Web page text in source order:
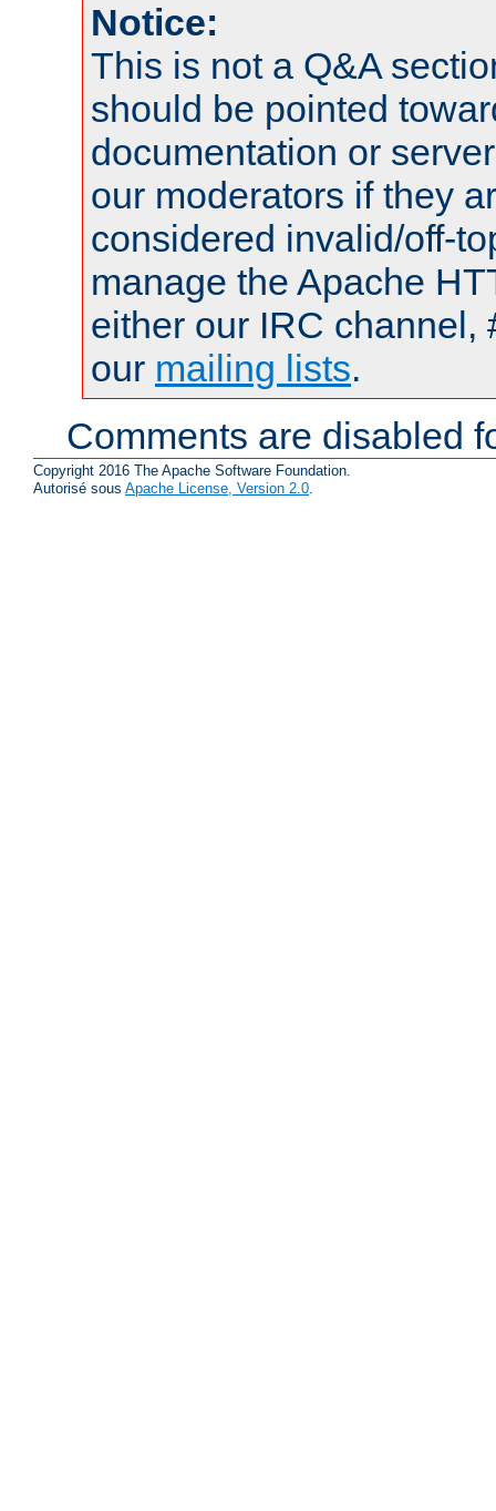
Notice:
This is not a Q&A
should be pointed
documentation or
our moderators if they
considered invalid/off-
manage the Apache
either our IRC channel,
our mailing lists.
Comments are disabled
Copyright 2016 The Apache Software Foundation.
Autorisé sous Apache License, Version 2.0